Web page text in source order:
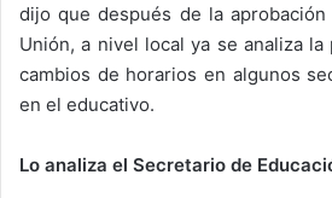
dijo que después de la
Unión, a nivel local ya se analiza
cambios de horarios en algunos
en el educativo.
Lo analiza el Secretario de